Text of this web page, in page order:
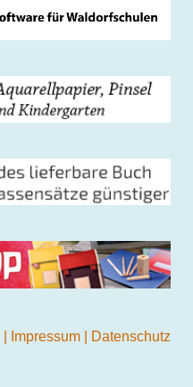
Impressum Datenschutz